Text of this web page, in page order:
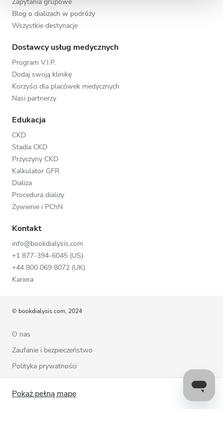
Pokaż pełną mapę
Blog o dializach w podróży
Wszystkie destynacje
Dostawcy usług medycznych
Program V.I.P.
Dodaj swoją klinikę
Korzyści dla placówek medycznych
Nasi partnerzy
Edukacja
CKD
Stadia CKD
Przyczyny CKD
Kalkulator GFR
Dializa
Procedura dializy
Żywienie i PChN
Kontakt
info@bookdialysis.com
+1 877-394-6045 (US)
+44 800 069 8072 (UK)
Kariera
© bookdialysis.com, 2024
O nas
Zaufanie i bezpieczeństwo
Polityka prywatności
Polityka plików cookie